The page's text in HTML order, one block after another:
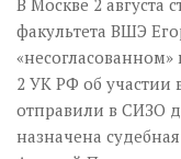
В Москве 2 августа
факультета ВШЭ
2 УК РФ об участии
отправили в СИЗО
назначена